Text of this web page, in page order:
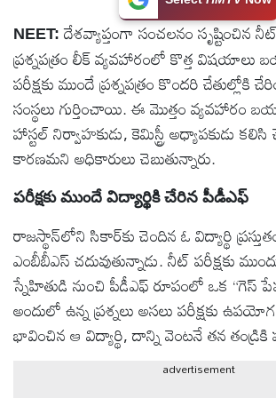
టెక్నాలజీ
స్పెషల్స్
కెరీర్ &
ఉద్యోగాలు
లైవ్
టీవి
వ్యవసాయం
ఓటీటీ
NEET: దేశవ్యాప్తంగా సంచలనం సృష్టించిన
ప్రశ్నపత్రం లీక్‌ వ్యవహారంలో కొత్త విషయాలు
పరీక్షకు ముందే ప్రశ్నపత్రం కొందరి చేతుల్లోకి
సంస్థలు గుర్తించాయి. ఈ మొత్తం వ్యవహారం
హాస్టల్‌ నిర్వాహకుడు, కెమిస్ట్రీ అధ్యాపకుడు
కార‌ణ‌మ‌ని అధికారులు చెబుతున్నారు.
పరీక్షకు ముందే విద్యార్థికి చేరిన పీడీఎఫ్‌
రాజస్థాన్‌లోని సికార్‌కు చెందిన ఓ విద్యార్థి
ఎంబీబీఎస్‌ చదువుతున్నాడు. నీట్‌ పరీక్షకు
స్నేహితుడి నుంచి పీడీఎఫ్‌ రూపంలో ఒక “గెస్‌
అందులో ఉన్న ప్రశ్నలు అసలు పరీక్షకు
భావించిన ఆ విద్యార్థి, దాన్ని వెంటనే తన
advertisement